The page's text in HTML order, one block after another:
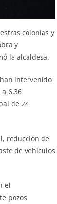
colonias y
y
la alcaldesa.
intervenido
6.36
de 24
reducción de
de vehículos
el
pozos